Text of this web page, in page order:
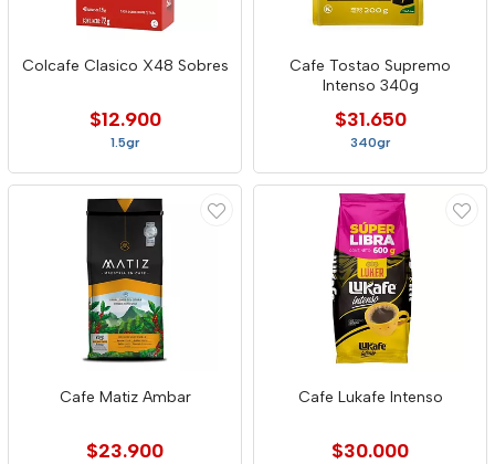
Colcafe Clasico X48 Sobres
$12.900
1.5gr
Cafe Tostao Supremo
Intenso 340g
$31.650
340gr
Cafe Matiz Ambar
$23.900
Cafe Lukafe Intenso
$30.000